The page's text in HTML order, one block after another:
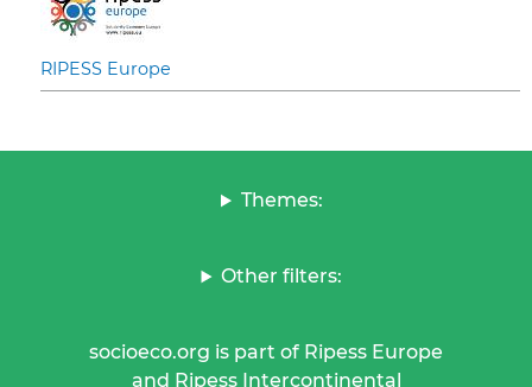
RIPESS Europe
Themes:
Other filters:
socioeco.org is part of Ripess Europe
and Ripess Intercontinental